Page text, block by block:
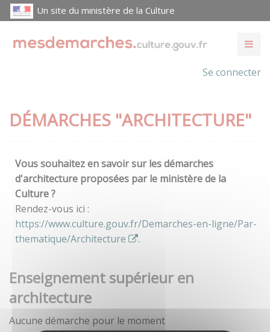
Un site du ministère de la Culture
Se connecter
DÉMARCHES "ARCHITECTURE"
Vous souhaitez en savoir sur les démarches
d'architecture proposées par le ministère de la
Culture ?
Rendez-vous ici :
https://www.culture.gouv.fr/Demarches-en-ligne/Par-
thematique/Architecture
.
Enseignement supérieur en
architecture
Aucune démarche pour le moment